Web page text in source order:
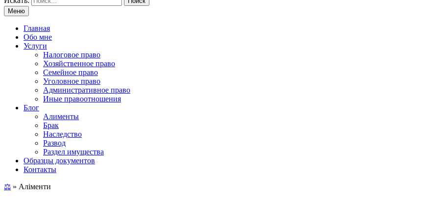
Меню
Главная
Обо мне
Услуги
Налоговое право
Хозяйственное право
Семейное право
Уголовное право
Административное право
Иные правоотношения
Блог
Алименты
Брак
Наследство
Развод
Раздел имущества
Образцы документов
Контакты
⚖ » Аліменти